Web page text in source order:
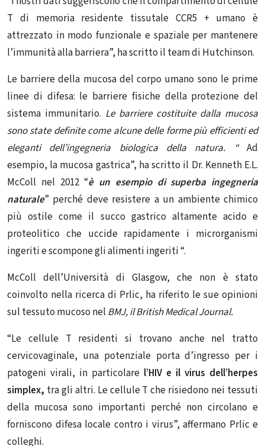
T di memoria residente tissutale CCR5 + umano è
attrezzato in modo funzionale e spaziale per mantenere
l’immunità alla barriera”, ha scritto il team di Hutchinson.
Le barriere della mucosa del corpo umano sono le prime
linee di difesa: le barriere fisiche della protezione del
sistema immunitario. Le barriere costituite dalla mucosa
sono state definite come alcune delle forme più efficienti ed
eleganti dell’ingegneria biologica della natura. “Ad
esempio, la mucosa gastrica”, ha scritto il Dr. Kenneth E.L.
McColl nel 2012 “è un esempio di superba ingegneria
naturale” perché deve resistere a un ambiente chimico
più ostile come il succo gastrico altamente acido e
proteolitico che uccide rapidamente i microrganismi
ingeriti e scompone gli alimenti ingeriti “.
McColl dell’Università di Glasgow, che non è stato
coinvolto nella ricerca di Prlic, ha riferito le sue opinioni
sul tessuto mucoso nel BMJ, il British Medical Journal.
“Le cellule T residenti si trovano anche nel tratto
cervicovaginale, una potenziale porta d’ingresso per i
patogeni virali, in particolare l’HIV e il virus dell’herpes
simplex, tra gli altri. Le cellule T che risiedono nei tessuti
della mucosa sono importanti perché non circolano e
forniscono difesa locale contro i virus”, affermano Prlic e
colleghi.